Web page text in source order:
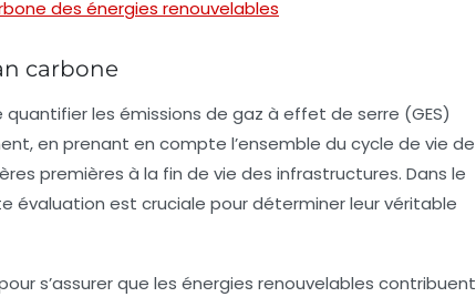
des énergies renouvelables
carbone
les émissions de gaz à effet de serre (GES)
en prenant en compte l’ensemble du cycle de vie de
premières à la fin de vie des infrastructures. Dans le
évaluation est cruciale pour déterminer leur véritable
s’assurer que les énergies renouvelables contribuent